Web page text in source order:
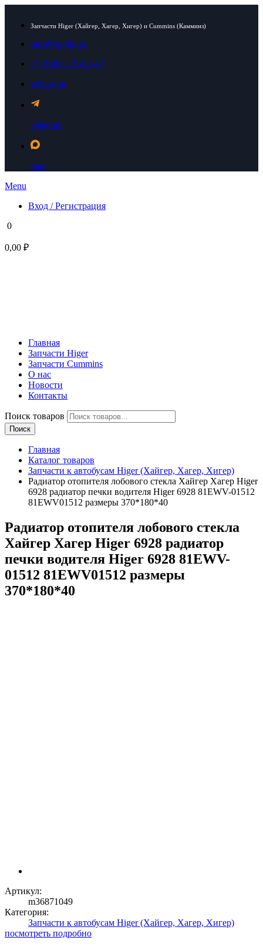
Запчасти Higer (Хайгер, Хагер, Хигер) и Cummins (Камминз)
info@zapkit.ru
+7 (906) 115-02-47
whatsapp
telegram
max
Menu
Вход / Регистрация
0
0,00 ₽
Главная
Запчасти Higer
Запчасти Cummins
О нас
Новости
Контакты
Поиск товаров
Поиск
Главная
Каталог товаров
Запчасти к автобусам Higer (Хайгер, Хагер, Хигер)
Радиатор отопителя лобового стекла Хайгер Хагер Higer
6928 радиатор печки водителя Higer 6928 81EWV-01512
81EWV01512 размеры 370*180*40
Радиатор отопителя лобового стекла
Хайгер Хагер Higer 6928 радиатор
печки водителя Higer 6928 81EWV-
01512 81EWV01512 размеры
370*180*40
Артикул:
m36871049
Категория:
Запчасти к автобусам Higer (Хайгер, Хагер, Хигер)
посмотреть подробно